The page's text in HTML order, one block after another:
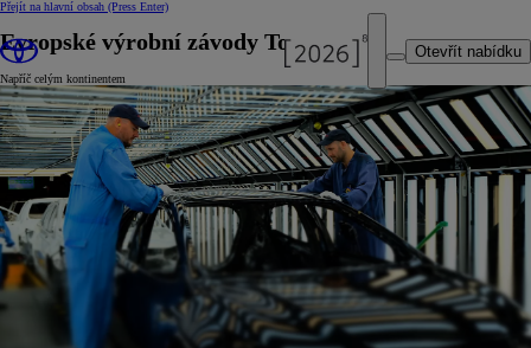
Přejít na hlavní obsah (Press Enter)
Otevřít nabídku
Evropské výrobní závody Toyota
Napříč celým kontinentem